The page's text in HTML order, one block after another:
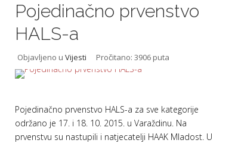
Pojedinačno prvenstvo
HALS-a
Objavljeno uVijesti Pročitano: 3906 puta
Pojedinačno prvenstvo HALS-a za sve kategorije
održano je 17. i 18. 10. 2015. u Varaždinu. Na
prvenstvu su nastupili i natjecatelji HAAK Mladost. U